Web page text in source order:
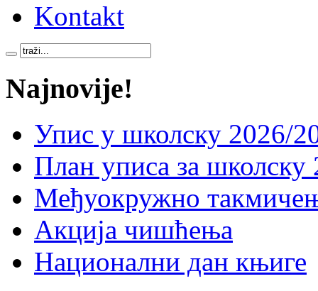
Kontakt
Najnovije!
Упис у школску 2026/
План уписа за школску
Међуокружно
Акција чишћења
Национални дан књиге